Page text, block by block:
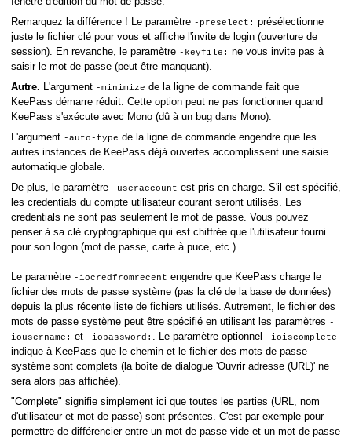
Remarquez la différence ! Le paramètre -preselect: présélectionne
juste le fichier clé pour vous et affiche l'invite de login (ouverture de
session). En revanche, le paramètre -keyfile: ne vous invite pas à
saisir le mot de passe (peut-être manquant).
Autre. L'argument -minimize de la ligne de commande fait que
KeePass démarre réduit. Cette option peut ne pas fonctionner quand
KeePass s'exécute avec Mono (dû à un bug dans Mono).
L'argument -auto-type de la ligne de commande engendre que les
autres instances de KeePass déjà ouvertes accomplissent une saisie
automatique globale.
De plus, le paramètre -useraccount est pris en charge. S'il est spécifié,
les credentials du compte utilisateur courant seront utilisés. Les
credentials ne sont pas seulement le mot de passe. Vous pouvez
penser à sa clé cryptographique qui est chiffrée que l'utilisateur fourni
pour son logon (mot de passe, carte à puce, etc.).
Le paramètre -iocredfromrecent engendre que KeePass charge le
fichier des mots de passe système (pas la clé de la base de données)
depuis la plus récente liste de fichiers utilisés. Autrement, le fichier des
mots de passe système peut être spécifié en utilisant les paramètres -
iousername: et -iopassword: . Le paramètre optionnel -ioiscomplete
indique à KeePass que le chemin et le fichier des mots de passe
système sont complets (la boîte de dialogue 'Ouvrir adresse (URL)' ne
sera alors pas affichée).
"Complete" signifie simplement ici que toutes les parties (URL, nom
d'utilisateur et mot de passe) sont présentes. C'est par exemple pour
permettre de différencier entre un mot de passe vide et un mot de passe